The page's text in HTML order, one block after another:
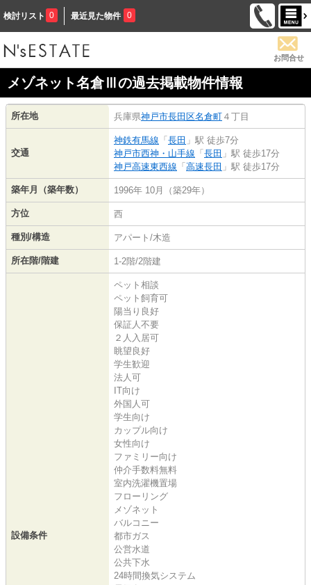
検討リスト 0 最近見た物件 0
お問合せ
メゾネット名倉Ⅲの過去掲載物件情報
所在地 兵庫県神戸市長田区名倉町 ４丁目
交通
神鉄有馬線 「 長田 」駅 徒歩7分
神戸市西神・山手線 「 長田 」駅 徒歩17分
神戸高速東西線 「 高速長田 」駅 徒歩17分
築年月（築年数） 1996年 10月（築29年）
方位 西
種別/構造 アパート/木造
所在階/階建 1-2階/2階建
設備条件
ペット相談
ペット飼育可
陽当り良好
保証人不要
２人入居可
眺望良好
学生歓迎
法人可
IT向け
外国人可
学生向け
カップル向け
女性向け
ファミリー向け
仲介手数料無料
室内洗濯機置場
フローリング
メゾネット
バルコニー
都市ガス
公営水道
公共下水
24時間換気システム